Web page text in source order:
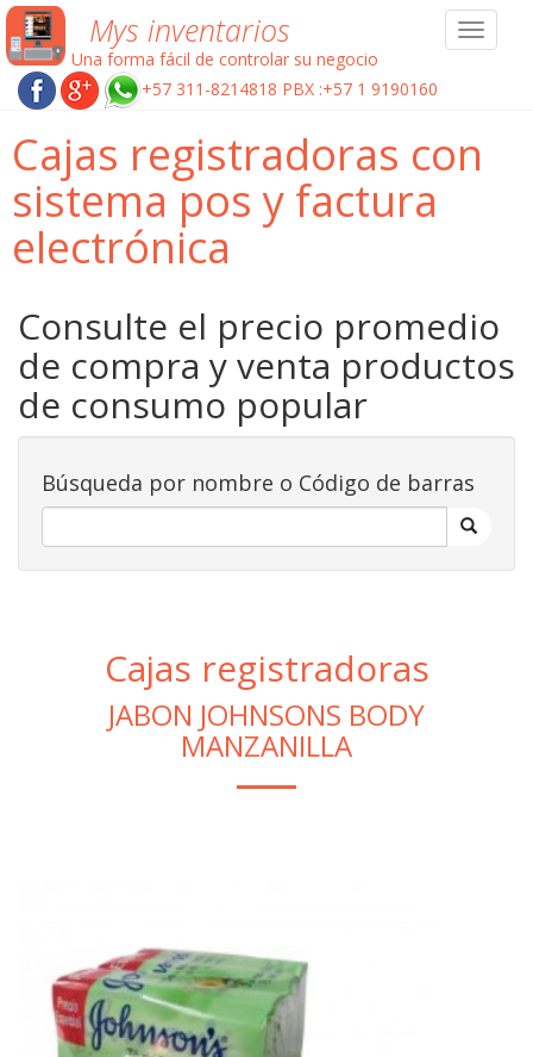
Toggle
Mys inventarios
Una forma fácil de controlar su negocio
+57 311-8214818 PBX :+57 1 9190160
Cajas registradoras con
sistema pos y factura
electrónica
Consulte el precio promedio
de compra y venta productos
de consumo popular
Búsqueda por nombre o Código de barras
Cajas registradoras
JABON JOHNSONS BODY
MANZANILLA